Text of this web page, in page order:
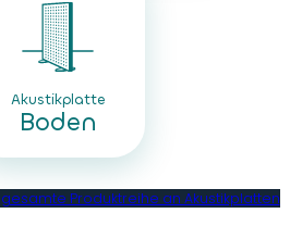
Akustikplatte
Boden
Produktreihe an Akustikplatten